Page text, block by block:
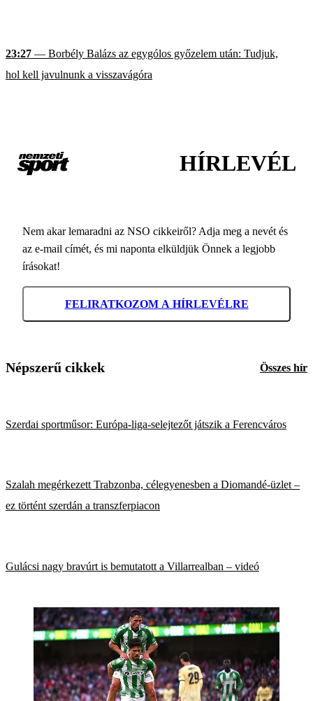
23:27 — Borbély Balázs az egygólos győzelem után: Tudjuk,
hol kell javulnunk a visszavágóra
HÍRLEVÉL
Nem akar lemaradni az NSO cikkeiről? Adja meg a nevét és
az e-mail címét, és mi naponta elküldjük Önnek a legjobb
írásokat!
FELIRATKOZOM A HÍRLEVÉLRE
Népszerű cikkek Összes hír
Szerdai sportműsor: Európa-liga-selejtezőt játszik a Ferencváros
Szalah megérkezett Trabzonba, célegyenesben a Diomandé-üzlet –
ez történt szerdán a transzferpiacon
Gulácsi nagy bravúrt is bemutatott a Villarrealban – videó